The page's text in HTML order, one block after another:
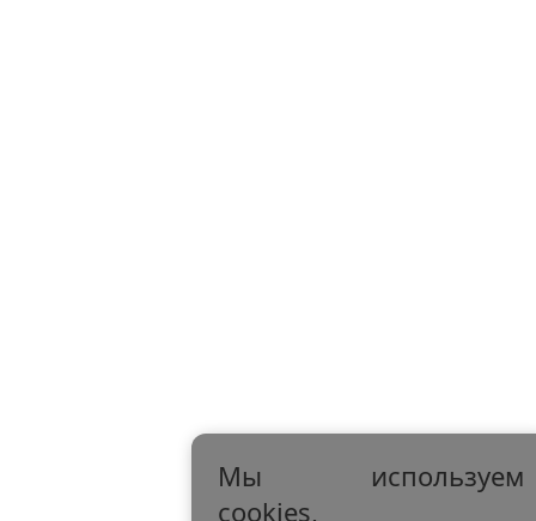
Мы используем
cookies,